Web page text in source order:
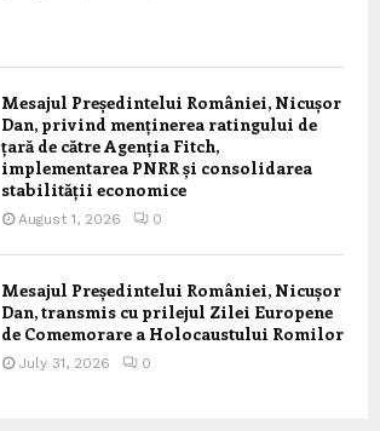
Mesajul Președintelui României, Nicușor
Dan, privind menținerea ratingului de
țară de către Agenția Fitch,
implementarea PNRR și consolidarea
stabilității economice
August 1, 2026 0
Mesajul Președintelui României, Nicușor
Dan, transmis cu prilejul Zilei Europene
de Comemorare a Holocaustului Romilor
July 31, 2026 0